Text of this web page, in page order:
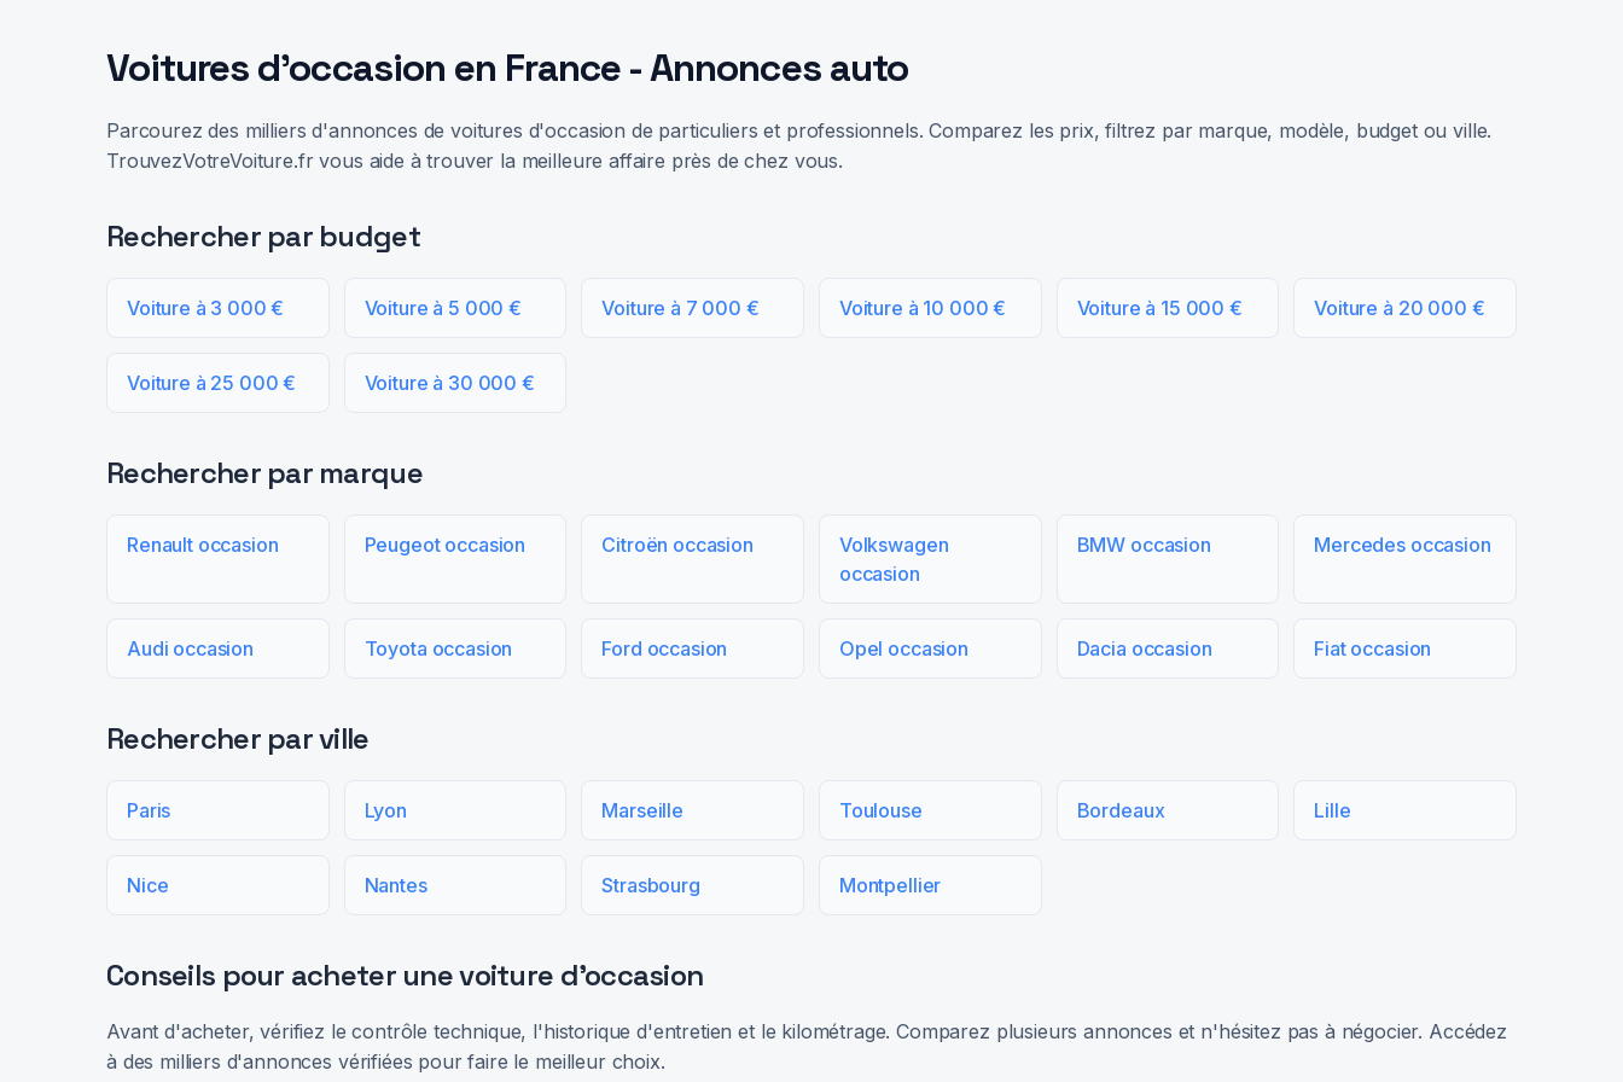
Voitures d'occasion en France - Annonces auto
Parcourez des milliers d'annonces de voitures d'occasion de particuliers et professionnels. Comparez les prix, filtrez par marque, modèle, budget ou ville.
TrouvezVotreVoiture.fr vous aide à trouver la meilleure affaire près de chez vous.
Rechercher par budget
Voiture à 3 000 € Voiture à 5 000 € Voiture à 7 000 € Voiture à 10 000 € Voiture à 15 000 € Voiture à 20 000 €
Voiture à 25 000 € Voiture à 30 000 €
Rechercher par marque
Renault occasion Peugeot occasion Citroën occasion
Volkswagen
occasion
BMW occasion Mercedes occasion
Audi occasion Toyota occasion Ford occasion Opel occasion Dacia occasion Fiat occasion
Rechercher par ville
Paris Lyon Marseille Toulouse Bordeaux Lille
Nice Nantes Strasbourg Montpellier
Conseils pour acheter une voiture d'occasion
Avant d'acheter, vérifiez le contrôle technique, l'historique d'entretien et le kilométrage. Comparez plusieurs annonces et n'hésitez pas à négocier. Accédez
à des milliers d'annonces vérifiées pour faire le meilleur choix.